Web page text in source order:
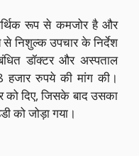
रूप से कमजोर है और
निशुल्क उपचार के निर्देश
डॉक्टर और अस्पताल
रुपये की मांग की।
को दिए, जिसके बाद उसका
को जोड़ा गया।